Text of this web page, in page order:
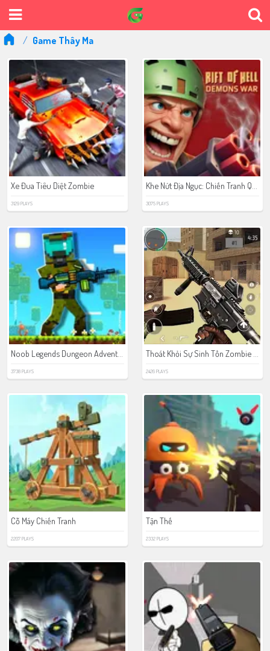
Game Thây Ma
Xe Đua Tiêu Diệt Zombie
3129 PLAYS
Khe Nứt Địa Ngục: Chiến Tranh Quỷ Dữ
3075 PLAYS
3738 PLAYS 2426 PLAYS
Cỗ Máy Chiến Tranh
2207 PLAYS
Tận Thế
2332 PLAYS